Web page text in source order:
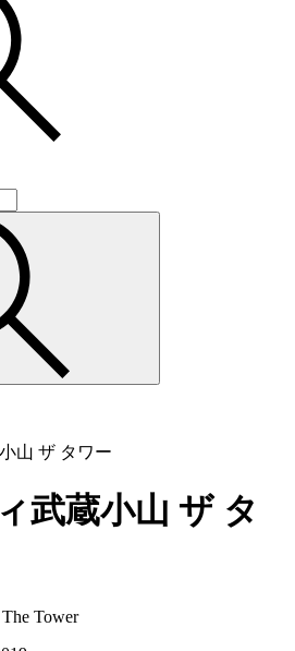
山 ザ タワー
武蔵小山 ザ タ
Tower